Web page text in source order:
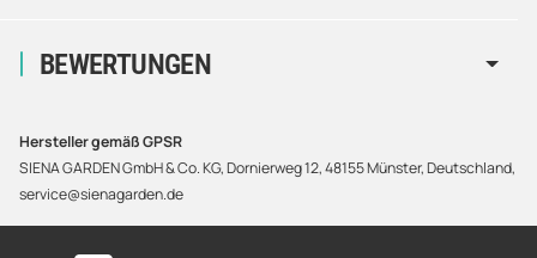
BEWERTUNGEN
Hersteller gemäß GPSR
SIENA GARDEN GmbH & Co. KG, Dornierweg 12, 48155 Münster, Deutschland,
service@sienagarden.de